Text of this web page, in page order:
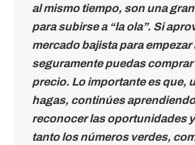
al mismo tiempo, son una
para subirse a “la ola”. Si
mercado bajista para empezar
seguramente puedas
precio. Lo importante es que,
hagas, continúes
reconocer las oportunidades
tanto los números verdes,